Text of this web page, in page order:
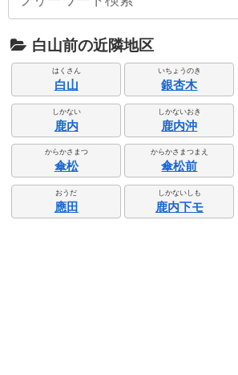
白山前の近隣地区
はくさん
白山
いちょうのき
銀杏木
しかない
鹿内
しかないおき
鹿内沖
からかさまつ
傘松
からかさまつまえ
傘松前
おうだ
應田
しかないしも
鹿内下モ